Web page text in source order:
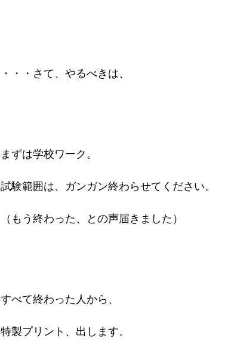
・・・さて、やるべきは、
まずは学校ワーク。
試験範囲は、ガンガン終わらせてください。
（もう終わった、との声届きました）
すべて終わった人から、
特製プリント、出します。